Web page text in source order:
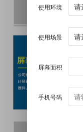
使用环境
使用场景
屏幕面积
手机号码